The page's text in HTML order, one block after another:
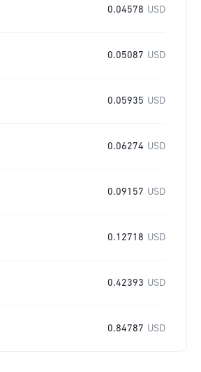
0.04578 USD
0.05087 USD
0.05935 USD
0.06274 USD
0.09157 USD
0.12718 USD
0.42393 USD
0.84787 USD